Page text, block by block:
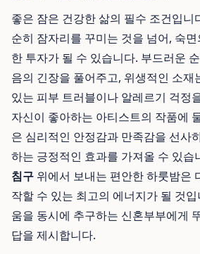
좋은 잠은 건강한 삶의 필수 조건입니
순히 잠자리를 꾸미는 것을 넘어, 숙
한 투자가 될 수 있습니다. 부드러운
음의 긴장을 풀어주고, 위생적인 소재
있는 피부 트러블이나 알레르기 걱정
자신이 좋아하는 아티스트의 작품에
은 심리적인 안정감과 만족감을 선사
하는 긍정적인 효과를 가져올 수 있습
침구 위에서 보내는 편안한 하룻밤은
작할 수 있는 최고의 에너지가 될 것
움을 동시에 추구하는 신혼부부에게
답을 제시합니다.